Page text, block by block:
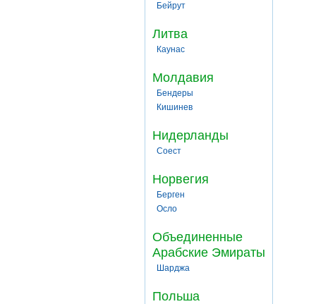
Бейрут
Литва
Каунас
Молдавия
Бендеры
Кишинев
Нидерланды
Соест
Норвегия
Берген
Осло
Объединенные
Арабские Эмираты
Шарджа
Польша